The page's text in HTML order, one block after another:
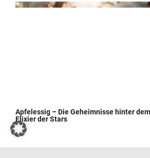
Apfelessig – Die Geheimnisse hinter
Elixier der Stars